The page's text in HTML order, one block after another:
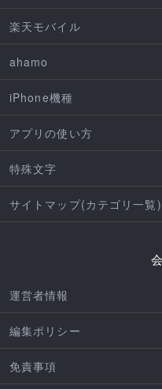
楽天モバイル
ahamo
iPhone機種
アプリの使い方
特殊文字
サイトマップ(カテゴリ一覧)
運営者情報
編集ポリシー
免責事項